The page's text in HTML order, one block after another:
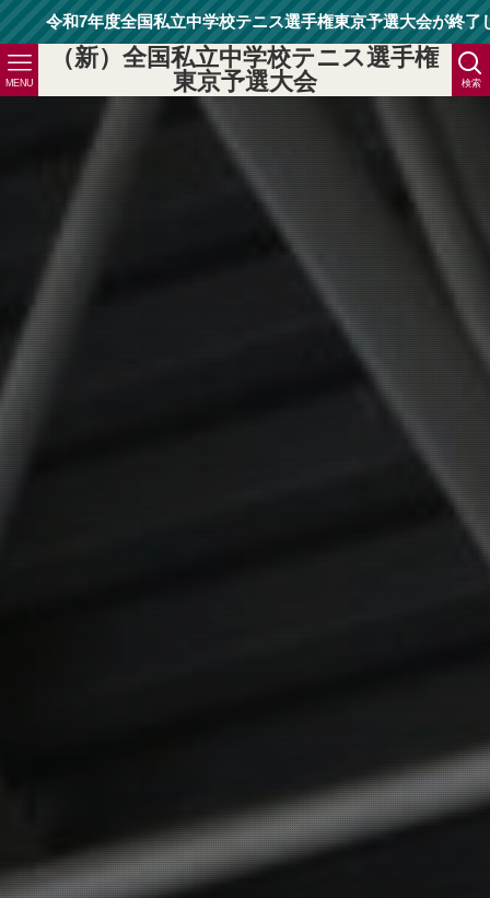
年度全国私立中学校テニス選手権東京予選大会が終了しました
（新）全国私立中学校テニス選手権
東京予選大会
検索
MENU